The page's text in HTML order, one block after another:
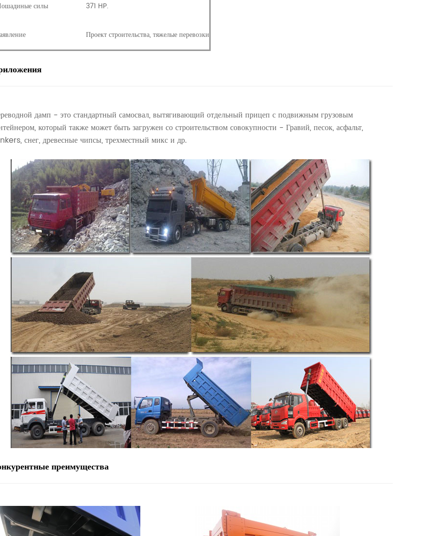
силы 371 HP.
Проект строительства, тяжелые перевозки
дамп - это стандартный самосвал, вытягивающий отдельный прицеп с подвижным грузовым
который также может быть загружен со строительством совокупности - Гравий, песок, асфальт,
снег, древесные чипсы, трехместный микс и др.
преимущества